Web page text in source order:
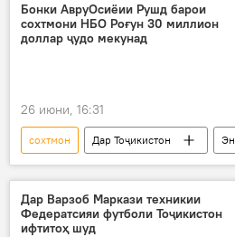
Бонки АвруОсиёии Рушд барои
сохтмони НБО Роғун 30 миллион
доллар ҷудо мекунад
26 июни, 16:31
сохтмон Дар Тоҷикистон
НБО "Роғун"
БАОР
Дар Варзоб Маркази техникии
Федератсияи футболи Тоҷикистон
ифтитоҳ шуд